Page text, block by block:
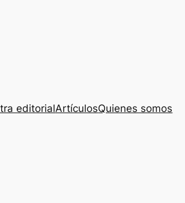
editorialArtículosQuienes somos